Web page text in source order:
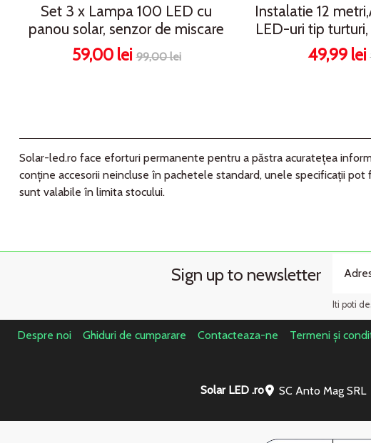
Set 3 x Lampa 100 LED cu
panou solar, senzor de miscare
59,00 lei99,00 lei
Instalatie 12
LED-uri tip turturi,
49,99 lei
Solar-led.ro face eforturi permanente pentru a păstra acurateţea
conţine accesorii neincluse în pachetele standard, unele specificaţii
sunt valabile în limita stocului.
Sign up to newsletter
Iti poti
Despre noi Ghiduri de cumparare Contacteaza-ne Termeni și
Solar LED .ro SC Anto Mag